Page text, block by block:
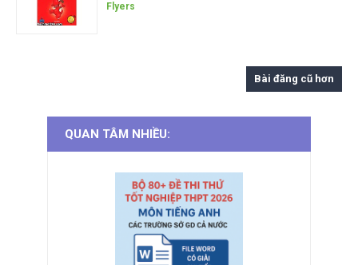
Flyers
Bài đăng cũ hơn
QUAN TÂM NHIỀU: